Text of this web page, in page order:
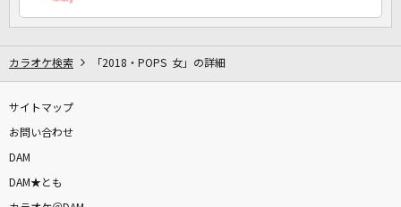
カラオケをもっと楽しもう！
カラオケ検索 「2018・POPS 女」の詳細
サイトマップ
お問い合わせ
DAM
DAM★とも